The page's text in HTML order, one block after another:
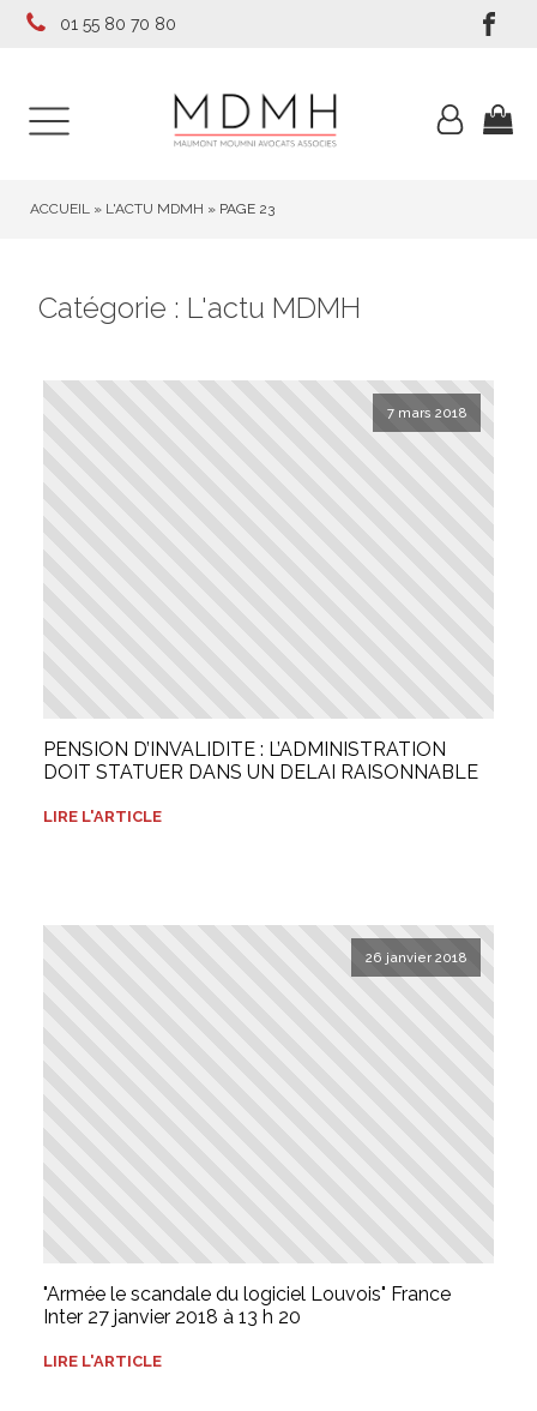
01 55 80 70 80
ACCUEIL » L'ACTU MDMH » PAGE 23
Catégorie : L'actu MDMH
7 mars 2018
PENSION D’INVALIDITE : L’ADMINISTRATION
DOIT STATUER DANS UN DELAI RAISONNABLE
LIRE L'ARTICLE
26 janvier 2018
"Armée le scandale du logiciel Louvois" France
Inter 27 janvier 2018 à 13 h 20
LIRE L'ARTICLE